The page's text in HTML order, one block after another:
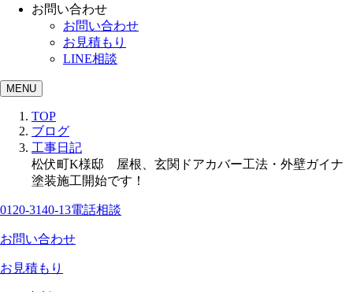
お問い合わせ
お問い合わせ
お見積もり
LINE相談
MENU
TOP
ブログ
工事日記
松伏町K様邸 屋根、玄関ドアカバー工法・外壁ガイナ
塗装施工開始です！
0120-3140-13電話相談
お問い合わせ
お見積もり